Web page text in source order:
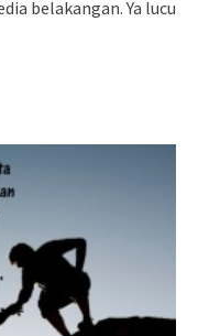
belakangan. Ya lucu